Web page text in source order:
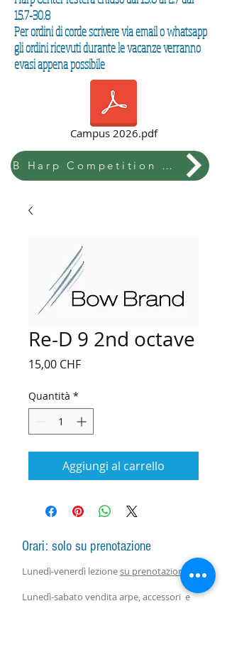
15.7-30.8
Per ordini di corde scrivere via email o whatsapp
gli ordini ricevuti durante le vacanze verranno
evasi appena possibile
Campus 2026.pdf
B Harp Competition & Festival
Re-D 9 2nd octave
15,00 CHFPrezzo
Quantità *
Aggiungi al carrello
Orari: solo su prenotazione
Lunedì-venerdì lezionesu prenotazione
Lunedì-sabato vendita arpe, accessori e